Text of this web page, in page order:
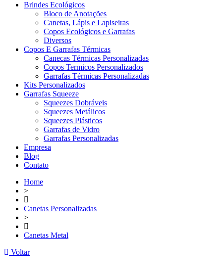
Brindes Ecológicos
Bloco de Anotações
Canetas, Lápis e Lapiseiras
Copos Ecológicos e Garrafas
Diversos
Copos E Garrafas Térmicas
Canecas Térmicas Personalizadas
Copos Termicos Personalizados
Garrafas Térmicas Personalizadas
Kits Personalizados
Garrafas Squeeze
Squeezes Dobráveis
Squeezes Metálicos
Squeezes Plásticos
Garrafas de Vidro
Garrafas Personalizadas
Empresa
Blog
Contato
Home
>
Canetas Personalizadas
>
Canetas Metal
Voltar